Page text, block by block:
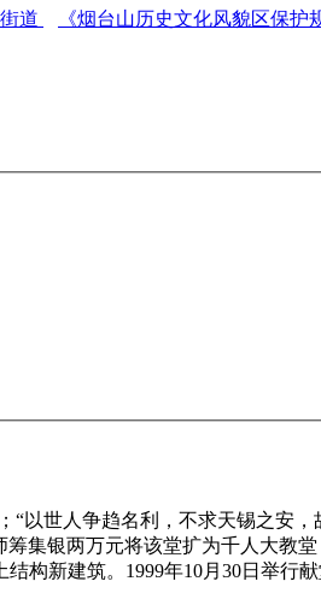
道
《烟台山历史文化风貌区保护
“以世人争趋名利，不求天锡之安
筹集银两万元将该堂扩为千人大教
构新建筑。1999年10月30日举行